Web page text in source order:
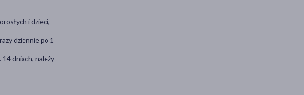
i dzieci,
dziennie po 1
dniach, należy